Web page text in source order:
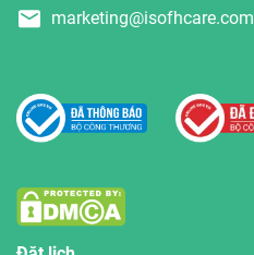
marketing@isofhcare.com